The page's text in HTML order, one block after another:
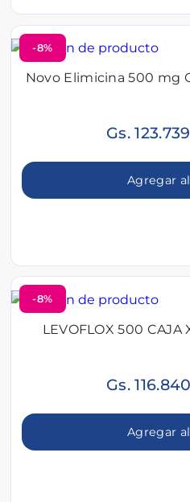
-8%
Novo Elimicina 500 mg
Gs. 123.739
Agregar
-8%
LEVOFLOX 500 CAJA
Gs.
Agregar